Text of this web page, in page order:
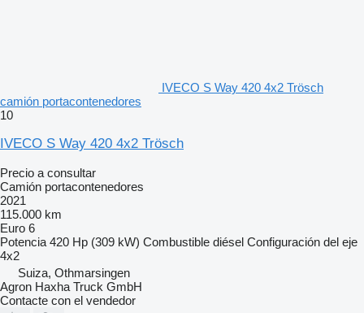
IVECO S Way 420 4x2 Trösch
camión portacontenedores
10
IVECO S Way 420 4x2 Trösch
Precio a consultar
Camión portacontenedores
2021
115.000 km
Euro 6
Potencia 420 Hp (309 kW) Combustible diésel Configuración del eje
4x2
Suiza, Othmarsingen
Agron Haxha Truck GmbH
Contacte con el vendedor